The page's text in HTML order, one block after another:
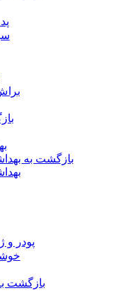
بازگشت به
پودر و
بازگشت